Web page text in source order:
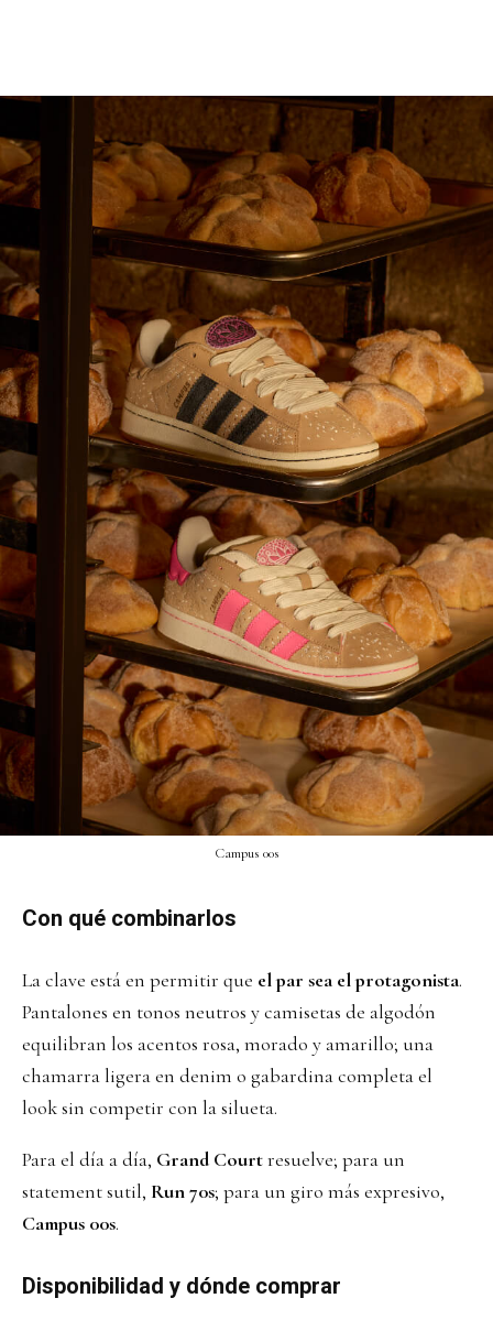
Campus 00s
Con qué combinarlos
La clave está en permitir que el par sea el protagonista.
Pantalones en tonos neutros y camisetas de algodón
equilibran los acentos rosa, morado y amarillo; una
chamarra ligera en denim o gabardina completa el
look sin competir con la silueta.
Para el día a día, Grand Courtresuelve; para un
statement sutil, Run 70s; para un giro más expresivo,
Campus 00s.
Disponibilidad y dónde comprar